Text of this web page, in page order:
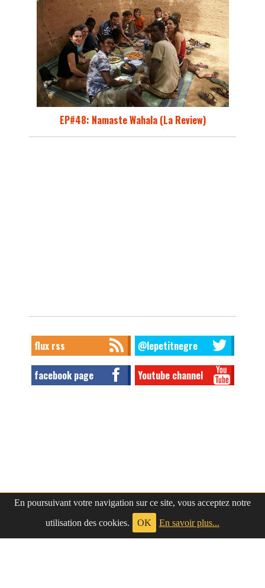
En poursuivant votre navigation sur ce site, vous acceptez notre
utilisation des cookies.
OK En savoir plus...
EP#48: Namaste Wahala (La Review)
flux rss @lepetitnegre
facebook page Youtube channel